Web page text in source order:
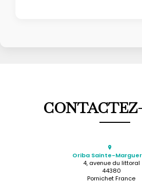
Oriba Sainte-
4, avenue du littoral
44380
Pornichet France